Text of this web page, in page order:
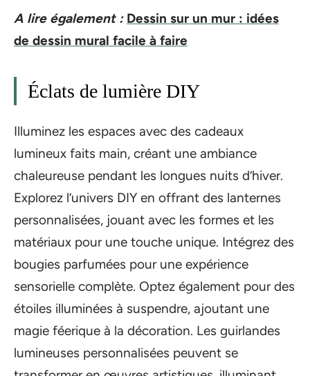
A lire également : Dessin sur un mur : idées
de dessin mural facile à faire
Éclats de lumière DIY
Illuminez les espaces avec des cadeaux
lumineux faits main, créant une ambiance
chaleureuse pendant les longues nuits d’hiver.
Explorez l’univers DIY en offrant des lanternes
personnalisées, jouant avec les formes et les
matériaux pour une touche unique. Intégrez des
bougies parfumées pour une expérience
sensorielle complète. Optez également pour des
étoiles illuminées à suspendre, ajoutant une
magie féerique à la décoration. Les guirlandes
lumineuses personnalisées peuvent se